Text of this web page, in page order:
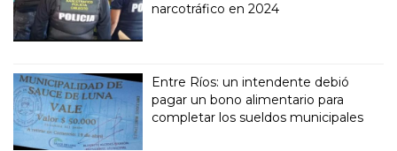
narcotráfico en 2024
Entre Ríos: un intendente debió
pagar un bono alimentario para
completar los sueldos municipales